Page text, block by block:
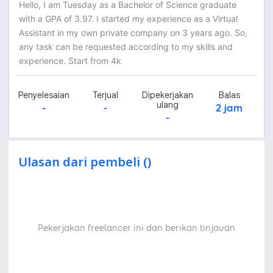
Hello, I am Tuesday as a Bachelor of Science graduate
with a GPA of 3.97. I started my experience as a Virtual
Assistant in my own private company on 3 years ago. So,
any task can be requested according to my skills and
experience. Start from 4k
Penyelesaian
-
Terjual
-
Dipekerjakan
ulang
-
Balas
2 jam
Ulasan dari pembeli ()
Pekerjakan freelancer ini dan berikan tinjauan